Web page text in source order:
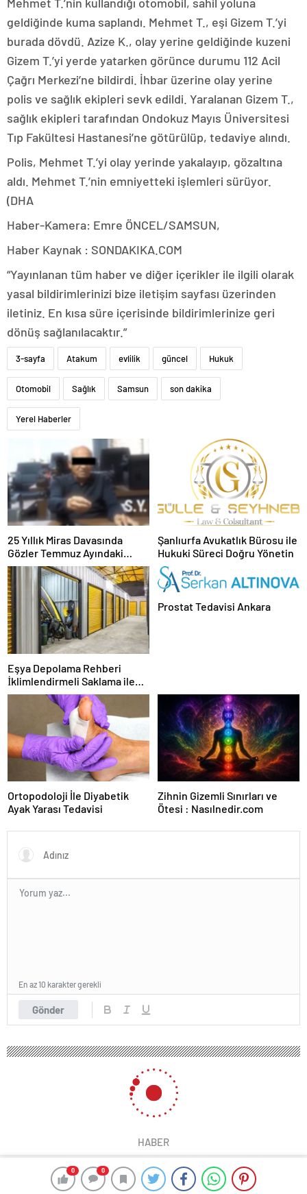
0 0
geldiğinde kuma saplandı. Mehmet T., eşi Gizem T.’yi
burada dövdü. Azize K., olay yerine geldiğinde kuzeni
Gizem T.’yi yerde yatarken görünce durumu 112 Acil
Çağrı Merkezi’ne bildirdi. İhbar üzerine olay yerine
polis ve sağlık ekipleri sevk edildi. Yaralanan Gizem T.,
sağlık ekipleri tarafından Ondokuz Mayıs Üniversitesi
Tıp Fakültesi Hastanesi’ne götürülüp, tedaviye alındı.
Polis, Mehmet T.’yi olay yerinde yakalayıp, gözaltına
aldı. Mehmet T.’nin emniyetteki işlemleri sürüyor.
(DHA
Haber-Kamera: Emre ÖNCEL/SAMSUN,
Haber Kaynak : SONDAKIKA.COM
“Yayınlanan tüm haber ve diğer içerikler ile ilgili olarak
yasal bildirimlerinizi bize iletişim sayfası üzerinden
iletiniz. En kısa süre içerisinde bildirimlerinize geri
dönüş sağlanılacaktır.”
3-sayfa Atakum evlilik güncel Hukuk
Otomobil Sağlık Samsun son dakika
Yerel Haberler
25 Yıllık Miras Davasında
Gözler Temmuz Ayındaki
Karar Duruşmasına Çevrildi
Şanlıurfa Avukatlık Bürosu ile
Hukuki Süreci Doğru Yönetin
Eşya Depolama Rehberi
İklimlendirmeli Saklama ile
Güvenli Kullanım
Prostat Tedavisi Ankara
Ortopodoloji İle Diyabetik
Ayak Yarası Tedavisi
Zihnin Gizemli Sınırları ve
Ötesi : Nasılnedir.com
Gönder
En az 10 karakter gerekli
HABER